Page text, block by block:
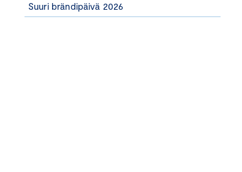
Suuri brändipäivä 2026